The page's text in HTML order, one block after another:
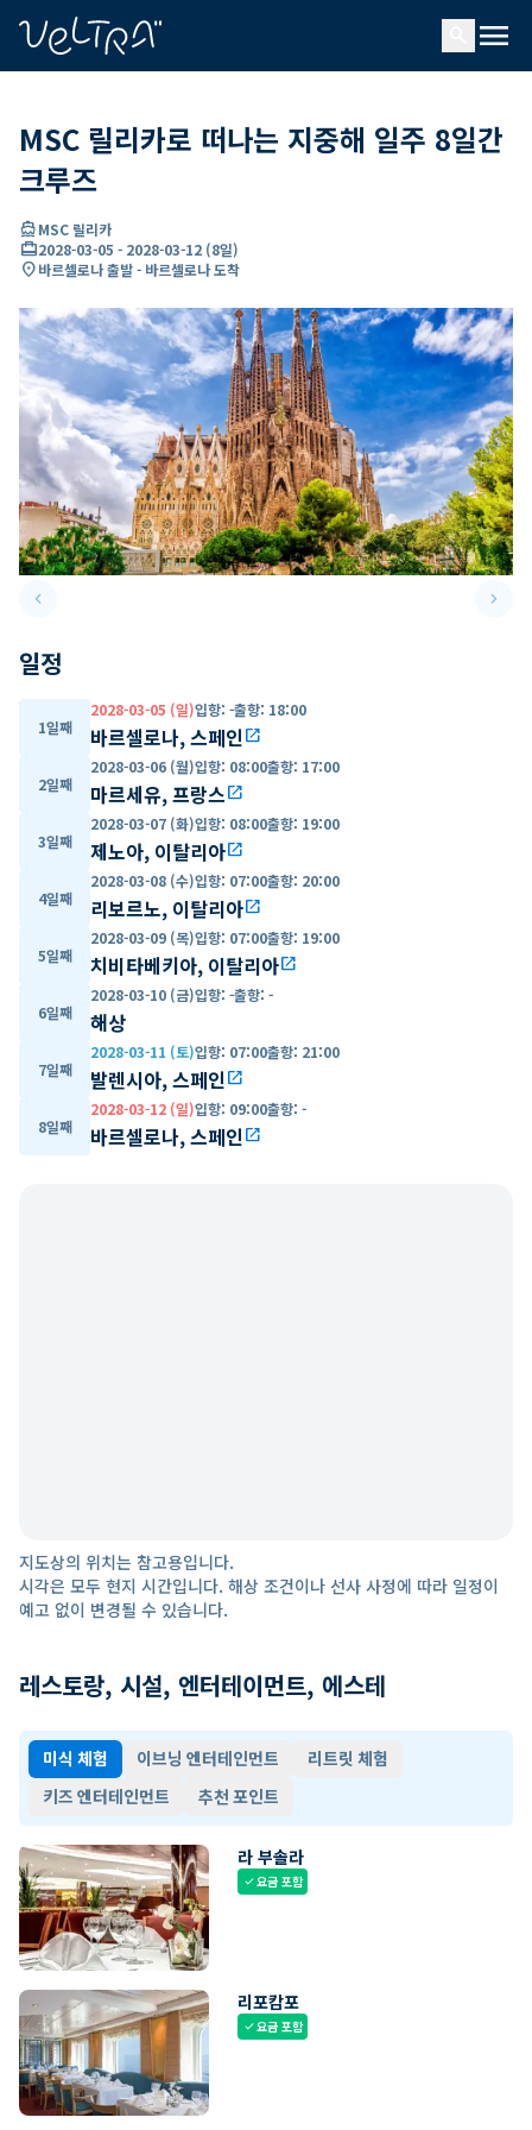
menu
MSC 릴리카로 떠나는 지중해 일주 8일간
크루즈
directions_boatMSC 릴리카
card_travel2028-03-05 - 2028-03-12 (8일)
location_on바르셀로나 출발 - 바르셀로나 도착
keyboard_arrow_leftPrevious slide keyboard_arrow_right
일정
1일째
2028-03-05 (일)입항: -출항: 18:00
바르셀로나, 스페인open_in_new
2일째
2028-03-06 (월)입항: 08:00출항: 17:00
마르세유, 프랑스open_in_new
3일째
2028-03-07 (화)입항: 08:00출항: 19:00
제노아, 이탈리아open_in_new
4일째
2028-03-08 (수)입항: 07:00출항: 20:00
리보르노, 이탈리아open_in_new
5일째
2028-03-09 (목)입항: 07:00출항: 19:00
치비타베키아, 이탈리아open_in_new
6일째
2028-03-10 (금)입항: -출항: -
해상
7일째
2028-03-11 (토)입항: 07:00출항: 21:00
발렌시아, 스페인open_in_new
8일째
2028-03-12 (일)입항: 09:00출항: -
바르셀로나, 스페인open_in_new
지도상의 위치는 참고용입니다.
시각은 모두 현지 시간입니다. 해상 조건이나 선사 사정에 따라 일정이
예고 없이 변경될 수 있습니다.
레스토랑, 시설, 엔터테이먼트, 에스테
미식 체험 이브닝 엔터테인먼트
리트릿 체험
키즈 엔터테인먼트
추천 포인트
라 부솔라
check요금 포함
리포캄포
check요금 포함